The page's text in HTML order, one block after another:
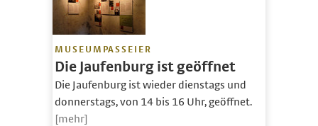
MUSEUMPASSEIER
Die Jaufenburg ist geöffnet
Die Jaufenburg ist wieder dienstags und
donnerstags, von 14 bis 16 Uhr, geöffnet.
[mehr]